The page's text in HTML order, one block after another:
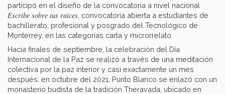
participó en el diseño de la convocatoria a nivel nacional
Escribe sobre tus raíces , convocatoria abierta a estudiantes de
bachillerato, profesional y posgrado del Tecnológico de
Monterrey, en las categorías carta y microrrelato.
Hacia finales de septiembre, la celebración del Día
Internacional de la Paz se realizó a través de una meditación
colectiva por la paz interior y casi exactamente un mes
después, en octubre del 2021, Punto Blanco se enlazó con un
monasterio budista de la tradición Theravada, ubicado en